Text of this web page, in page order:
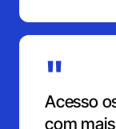
"
Acesso
com